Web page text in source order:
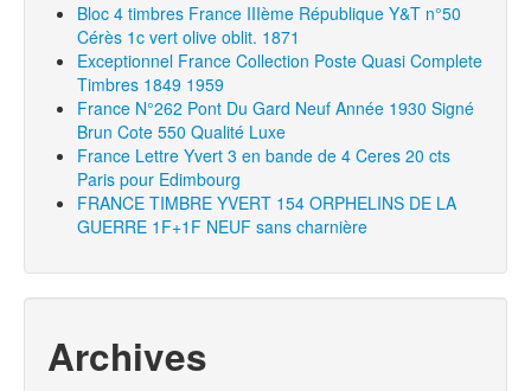
Bloc 4 timbres France IIIème République Y&T n°50
Cérès 1c vert olive oblit. 1871
Exceptionnel France Collection Poste Quasi Complete
Timbres 1849 1959
France N°262 Pont Du Gard Neuf Année 1930 Signé
Brun Cote 550 Qualité Luxe
France Lettre Yvert 3 en bande de 4 Ceres 20 cts
Paris pour Edimbourg
FRANCE TIMBRE YVERT 154 ORPHELINS DE LA
GUERRE 1F+1F NEUF sans charnière
Archives